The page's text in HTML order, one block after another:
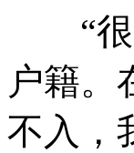
“很
户籍。
不入，